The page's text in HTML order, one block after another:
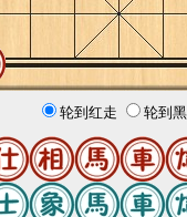
轮到红走 轮到